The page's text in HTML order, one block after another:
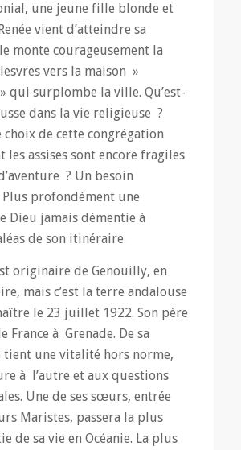
une jeune fille blonde et
vient d’atteindre sa
monte courageusement la
vers la maison »
qui surplombe la ville. Qu’est-
dans la vie religieuse ?
choix de cette congrégation
les assises sont encore fragiles
? Un besoin
Plus profondément une
Dieu jamais démentie à
de son itinéraire.
originaire de Genouilly, en
mais c’est la terre andalouse
le 23 juillet 1922. Son père
France à Grenade. De sa
une vitalité hors norme,
à l’autre et aux questions
Une de ses sœurs, entrée
Maristes, passera la plus
de sa vie en Océanie. La plus